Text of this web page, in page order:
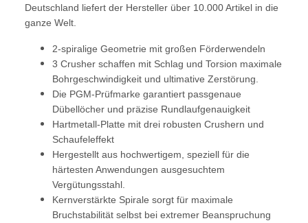
Deutschland liefert der Hersteller über 10.000 Artikel in die
ganze Welt.
2-spiralige Geometrie mit großen Förderwendeln
3 Crusher schaffen mit Schlag und Torsion maximale
Bohrgeschwindigkeit und ultimative Zerstörung.
Die PGM-Prüfmarke garantiert passgenaue
Dübellöcher und präzise Rundlaufgenauigkeit
Hartmetall-Platte mit drei robusten Crushern und
Schaufeleffekt
Hergestellt aus hochwertigem, speziell für die
härtesten Anwendungen ausgesuchtem
Vergütungsstahl.
Kernverstärkte Spirale sorgt für maximale
Bruchstabilität selbst bei extremer Beanspruchung